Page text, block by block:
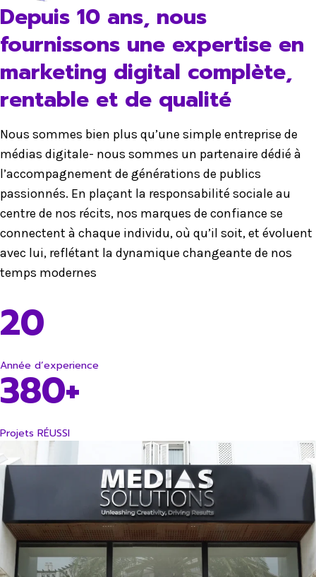
Depuis 10 ans, nous
fournissons une expertise en
marketing digital complète,
rentable et de qualité
Nous sommes bien plus qu’une simple entreprise de
médias digitale- nous sommes un partenaire dédié à
l’accompagnement de générations de publics
passionnés. En plaçant la responsabilité sociale au
centre de nos récits, nos marques de confiance se
connectent à chaque individu, où qu’il soit, et évoluent
avec lui, reflétant la dynamique changeante de nos
temps modernes
20
Année d’experience
380+
Projets RÉUSSI